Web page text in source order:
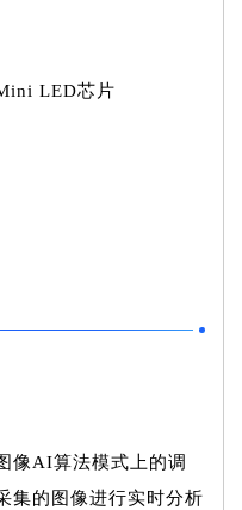
LED芯片
像AI算法模式上的调
集的图像进行实时分析